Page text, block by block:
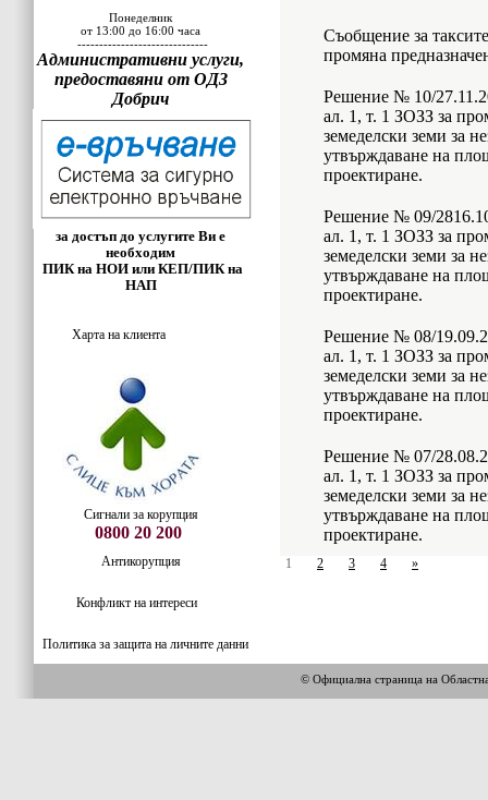
Понеделник
от 13:00 до 16:00 часа
------------------------------
Административни услуги,
предоставяни от ОДЗ
Добрич
за достъп до услугите Ви е
необходим
ПИК на НОИ или КЕП/ПИК на
НАП
Харта на клиента
Сигнали за корупция
0800 20 200
Антикорупция
Конфликт на интереси
Политика за защита на личните данни
Съобщение за
промяна
Решение № 10/
ал. 1, т. 1 ЗОЗЗ за
земеделски земи за
утвърждаване на
проектиране.
Решение № 09/
ал. 1, т. 1 ЗОЗЗ за
земеделски земи за
утвърждаване на
проектиране.
Решение № 08/
ал. 1, т. 1 ЗОЗЗ за
земеделски земи за
утвърждаване на
проектиране.
Решение № 07/
ал. 1, т. 1 ЗОЗЗ за
земеделски земи за
утвърждаване на
проектиране.
1 2 3 4 »
© Официална страница на